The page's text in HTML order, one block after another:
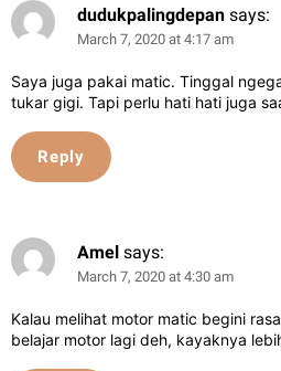
dudukpalingdepan says:
March 7, 2020 at 4:17 am
Saya juga pakai matic. Tinggal
tukar gigi. Tapi perlu hati hati juga
Reply
Amel says:
March 7, 2020 at 4:30 am
Kalau melihat motor matic begini
belajar motor lagi deh, kayaknya